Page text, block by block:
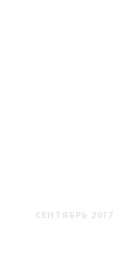
СЕНТЯБРЬ 2017